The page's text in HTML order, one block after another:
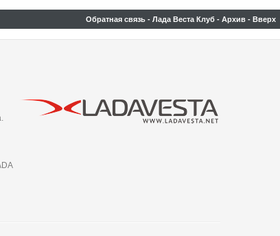
Обратная связь - Лада Веста Клуб - Архив - Вверх